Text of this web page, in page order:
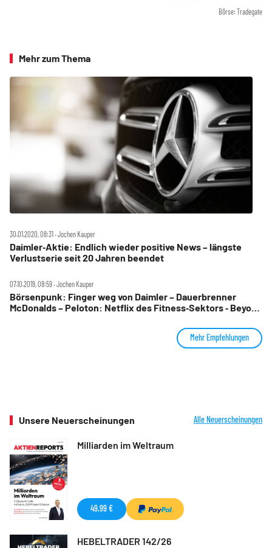
Börse: Tradegate
Mehr zum Thema
30.01.2020, 08:31 ‧ Jochen Kauper
Daimler‑Aktie: Endlich wieder positive News – längste
Verlustserie seit 20 Jahren beendet
07.10.2019, 08:59 ‧ Jochen Kauper
Börsenpunk: Finger weg von Daimler – Dauerbrenner
McDonalds – Peloton: Netflix des Fitness‑Sektors ‑ Beyond
Mehr Empfehlungen
Unsere Neuerscheinungen Alle Neuerscheinungen
Milliarden im Weltraum
49,99 €
HEBELTRADER 142/26